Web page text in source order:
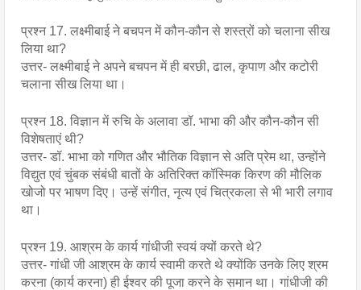
प्रश्न 17. लक्ष्मीबाई ने बचपन में कौन-कौन से शस्त्रों को चलाना सीख
लिया था?
उत्तर- लक्ष्मीबाई ने अपने बचपन में ही बरछी, ढाल, कृपाण और कटोरी
चलाना सीख लिया था।
प्रश्न 18. विज्ञान में रुचि के अलावा डॉ. भाभा की और कौन-कौन सी
विशेषताएं थी?
उत्तर- डॉ. भाभा को गणित और भौतिक विज्ञान से अति प्रेम था, उन्होंने
विद्युत एवं चुंबक संबंधी बातों के अतिरिक्त कॉस्मिक किरण की मौलिक
खोजो पर भाषण दिए। उन्हें संगीत, नृत्य एवं चित्रकला से भी भारी लगाव
था।
प्रश्न 19. आश्रम के कार्य गांधीजी स्वयं क्यों करते थे?
उत्तर- गांधी जी आश्रम के कार्य स्वामी करते थे क्योंकि उनके लिए श्रम
करना (कार्य करना) ही ईश्वर की पूजा करने के समान था। गांधीजी की